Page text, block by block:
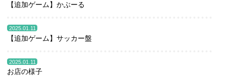
【追加ゲーム】かぶーる
2025.01.11
【追加ゲーム】サッカー盤
2025.01.11
お店の様子